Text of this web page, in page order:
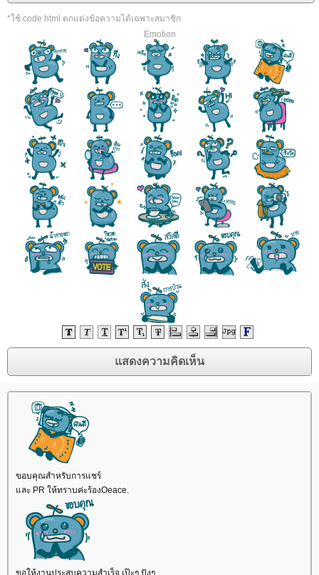
*ใช้ code html ตกแต่งข้อความได้เฉพาะสมาชิก
Emotion
ขอบคุณสำหรับการแชร์
ละ PR ให้ทราบค่ะร้องOeace.
ขอให้งานประสบความสำเร็จ เป๊ะๆ ปังๆ